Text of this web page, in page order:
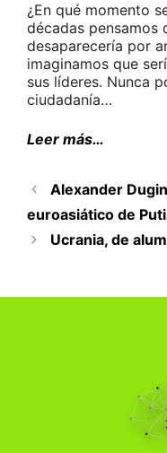
¿En qué momento
décadas pensamos
desaparecería por
imaginamos que
sus líderes. Nunca
ciudadanía…
Leer más…
Alexander
euroasiático de
Ucrania, de